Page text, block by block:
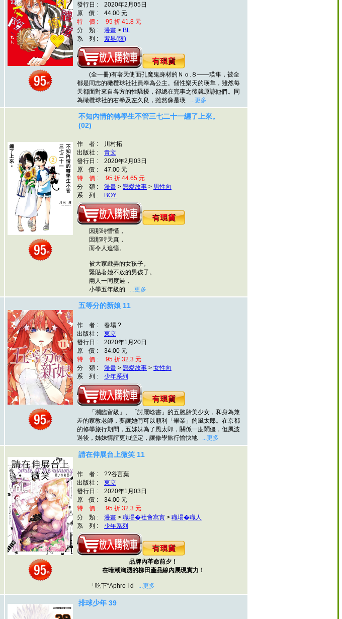
發行日 : 2020年2月05日
原 價 : 44.00 元
特 價 : 95 折 41.8 元
分 類 : 漫畫 > BL
系 列 : 紫界(限)
(全一冊)有著天使面孔魔鬼身材的Ｎｏ.８——瑛隼，被全
都是同志的橄欖球社社員奉為公主。個性樂天的瑛隼，雖然每
天都面對來自各方的性騷擾，卻總在完事之後就原諒他們。同
為橄欖球社的右拳及左久良，雖然像是瑛 ...更多
不知內情的轉學生不管三七二十一纏了上來。
(02)
作 者 : 川村拓
出版社 : 青文
發行日 : 2020年2月03日
原 價 : 47.00 元
特 價 : 95 折 44.65 元
分 類 : 漫畫 > 戀愛故事 > 男性向
系 列 :
BOY
因那時懵懂，
因那時天真，
而令人追憶。
被大家戲弄的女孩子。
緊貼著她不放的男孩子。
兩人一同度過，
小學五年級的 ...更多
五等分的新娘 11
作 者 : 春場 ?
出版社 : 東立
發行日 : 2020年1月20日
原 價 : 34.00 元
特 價 : 95 折 32.3 元
分 類 : 漫畫 > 戀愛故事 > 女性向
系 列 : 少年系列
「瀕臨留級」、「討厭唸書」的五胞胎美少女，和身為兼
差的家教老師，要讓她們可以順利「畢業」的風太郎。在京都
的修學旅行期間，五姊妹為了風太郎，關係一度鬧僵，但風波
過後，姊妹情誼更加堅定，讓修學旅行愉快地 ...更多
請在伸展台上微笑 11
作 者 : ??谷言葉
出版社 : 東立
發行日 : 2020年1月03日
原 價 : 34.00 元
特 價 : 95 折 32.3 元
分 類 : 漫畫 > 職場�社會寫實 > 職場�職人
系 列 : 少年系列
品牌內革命前夕！
在暗潮洶湧的柳田產品線內展現實力！
「吃下“Aphro I d ...更多
排球少年 39